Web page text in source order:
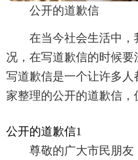
公开的道歉信
在当今社会生活中
况，在写道歉信的时候
写道歉信是一个让许多
家整理的公开的道歉信，
公开的道歉信1
尊敬的广大市民朋友